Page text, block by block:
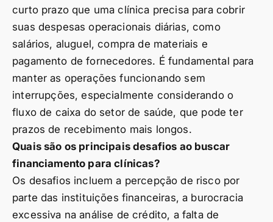
curto prazo que uma clínica precisa para cobrir
suas despesas operacionais diárias, como
salários, aluguel, compra de materiais e
pagamento de fornecedores. É fundamental para
manter as operações funcionando sem
interrupções, especialmente considerando o
fluxo de caixa do setor de saúde, que pode ter
prazos de recebimento mais longos.
Quais são os principais desafios ao buscar
financiamento para clínicas?
Os desafios incluem a percepção de risco por
parte das instituições financeiras, a burocracia
excessiva na análise de crédito, a falta de